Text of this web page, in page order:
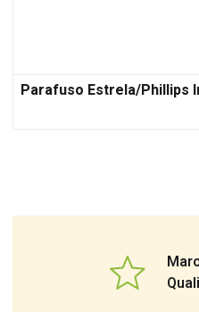
Parafuso Estrela/Phillips